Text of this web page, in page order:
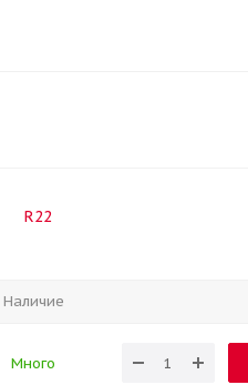
R22
Наличие
Много